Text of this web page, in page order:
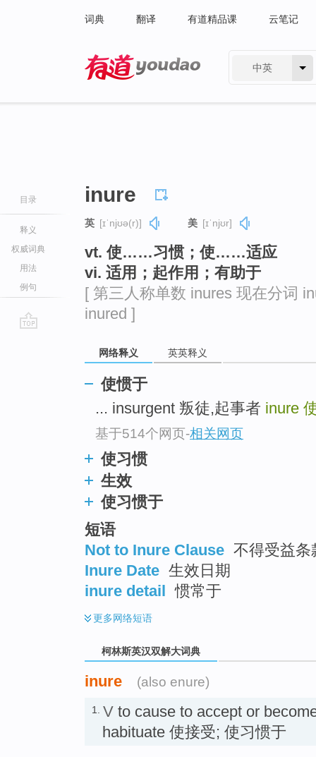
词典 翻译 有道精品课 云笔记
中英
目录
释义
权威词典
用法
例句
inure
英 [ɪˈnjʊə(r)] 美 [ɪˈnjʊr]
vt. 使……习惯；使……适应
vi. 适用；起作用；有助于
[ 第三人称单数 inures 现在分词
inured ]
网络释义 英英释义
使惯于
... insurgent 叛徒,起事者 inure
基于514个网页-相关网页
使习惯
生效
使习惯于
短语
Not to Inure Clause 不得受益条
Inure Date 生效日期
inure detail 惯常于
更多网络短语
柯林斯英汉双解大词典
inure (also enure)
1. V to cause to accept or
habituate 使接受; 使习惯于